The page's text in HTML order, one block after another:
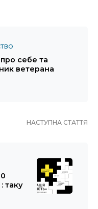
себе та
ветерана
НАСТУПНА СТАТТЯ
таку